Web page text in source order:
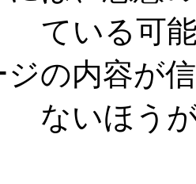
ている可
ジの内容が
ないほう